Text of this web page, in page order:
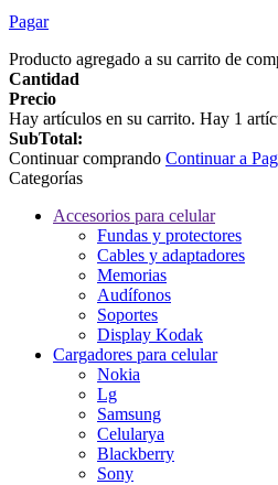
Pagar
Producto agregado a su carrito de
Cantidad
Precio
Hay artículos en su carrito. Hay 1
SubTotal:
Continuar comprando Continuar a
Categorías
Accesorios para celular
Fundas y protectores
Cables y adaptadores
Memorias
Audífonos
Soportes
Display Kodak
Cargadores para celular
Nokia
Lg
Samsung
Celularya
Blackberry
Sony